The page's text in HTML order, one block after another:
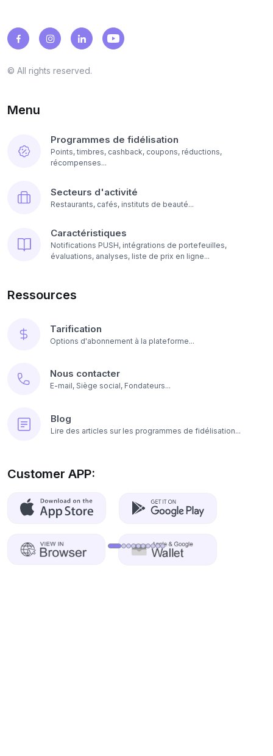
© All rights reserved.
Menu
Programmes de fidélisation
Points, timbres, cashback, coupons, réductions,
récompenses...
Secteurs d'activité
Restaurants, cafés, instituts de beauté...
Caractéristiques
Notifications PUSH, intégrations de portefeuilles,
évaluations, analyses, liste de prix en ligne...
Ressources
Tarification
Options d'abonnement à la plateforme...
Nous contacter
E-mail, Siège social, Fondateurs...
Blog
Lire des articles sur les programmes de fidélisation...
Customer APP: